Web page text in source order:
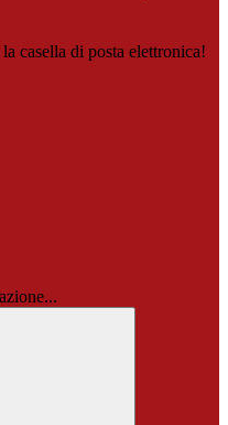
casella di posta elettronica!